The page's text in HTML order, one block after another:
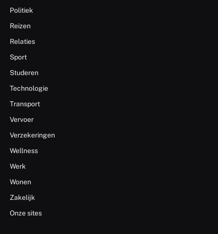
Politiek
Reizen
Relaties
Sport
Studeren
Technologie
Transport
Vervoer
Verzekeringen
Wellness
Werk
Wonen
Zakelijk
Onze sites